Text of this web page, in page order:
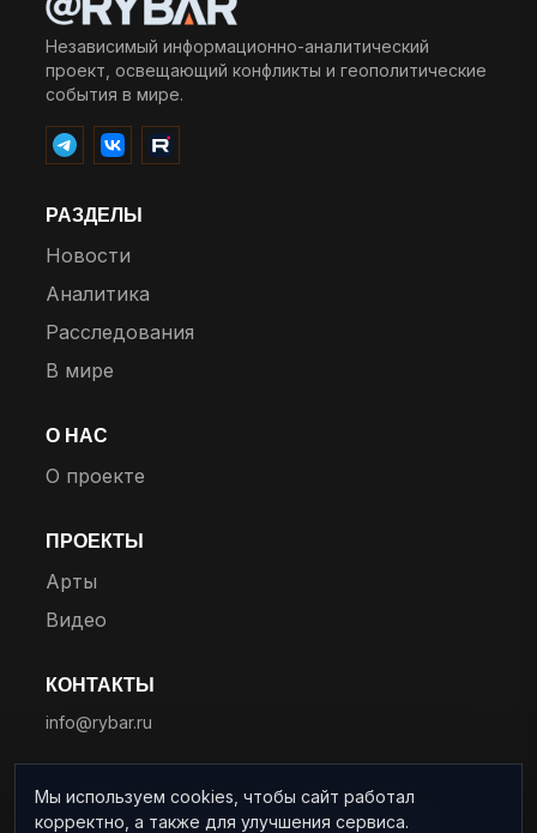
Независимый информационно-аналитический
проект, освещающий конфликты и геополитические
события в мире.
РАЗДЕЛЫ
Новости
Аналитика
Расследования
В мире
О НАС
О проекте
ПРОЕКТЫ
Арты
Видео
КОНТАКТЫ
info@rybar.ru
© 2025 RYBAR. Все права защищены.
Мы используем cookies, чтобы сайт работал
корректно, а также для улучшения сервиса.